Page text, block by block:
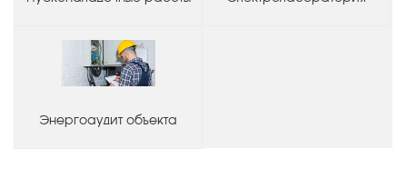
Энергоаудит объекта